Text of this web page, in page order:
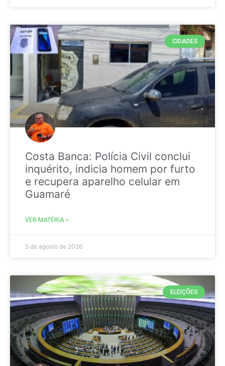
CIDADES
Costa Banca: Polícia Civil conclui
inquérito, indicia homem por furto
e recupera aparelho celular em
Guamaré
VER MATÉRIA »
5 de agosto de 2026
ELEIÇÕES